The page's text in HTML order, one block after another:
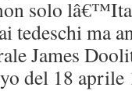
solo
tedeschi ma
James
del 18 aprile